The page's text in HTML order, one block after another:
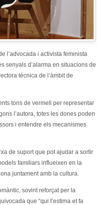
de l’advocada i activista feminista
senyals d’alarma en situacions de
tècnica de l’àmbit de
tons de vermell per representar
l’autora, totes les dones poden
i entendre els mecanismes
de suport que pot ajudar a sortir
familiars influeixen en la
juntament amb la cultura.
sovint reforçat per la
que “qui t’estima et fa